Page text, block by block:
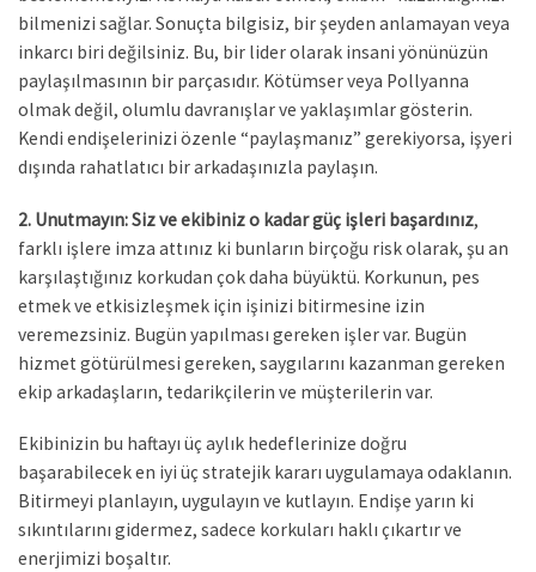
bilmenizi sağlar. Sonuçta bilgisiz, bir şeyden anlamayan veya
inkarcı biri değilsiniz. Bu, bir lider olarak insani yönünüzün
paylaşılmasının bir parçasıdır. Kötümser veya Pollyanna
olmak değil, olumlu davranışlar ve yaklaşımlar gösterin.
Kendi endişelerinizi özenle “paylaşmanız” gerekiyorsa, işyeri
dışında rahatlatıcı bir arkadaşınızla paylaşın.
2. Unutmayın: Siz ve ekibiniz o kadar güç işleri başardınız,
farklı işlere imza attınız ki bunların birçoğu risk olarak, şu an
karşılaştığınız korkudan çok daha büyüktü. Korkunun, pes
etmek ve etkisizleşmek için işinizi bitirmesine izin
veremezsiniz. Bugün yapılması gereken işler var. Bugün
hizmet götürülmesi gereken, saygılarını kazanman gereken
ekip arkadaşların, tedarikçilerin ve müşterilerin var.
Ekibinizin bu haftayı üç aylık hedeflerinize doğru
başarabilecek en iyi üç stratejik kararı uygulamaya odaklanın.
Bitirmeyi planlayın, uygulayın ve kutlayın. Endişe yarın ki
sıkıntılarını gidermez, sadece korkuları haklı çıkartır ve
enerjimizi boşaltır.